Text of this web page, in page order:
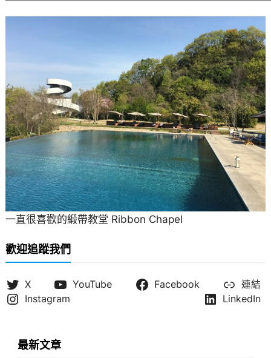
一直很喜歡的緞帶教堂 Ribbon Chapel
歡迎追蹤我們
X YouTube Facebook
連結
Instagram
LinkedIn
最新文章